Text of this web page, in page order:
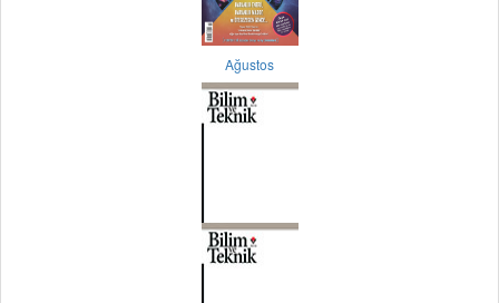
Ağustos